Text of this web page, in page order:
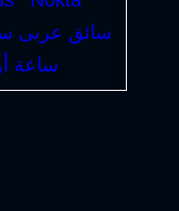
سائق عربى
ساعة